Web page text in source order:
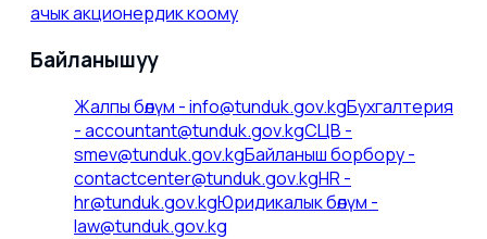
ачык акционердик коому
Байланышуу
Жалпы бөлүм -info@tunduk.gov.kgБухгалтерия
-accountant@tunduk.gov.kgСЦВ -
smev@tunduk.gov.kgБайланыш борбору-
contactcenter@tunduk.gov.kgHR-
hr@tunduk.gov.kgЮридикалык бөлүм -
law@tunduk.gov.kg